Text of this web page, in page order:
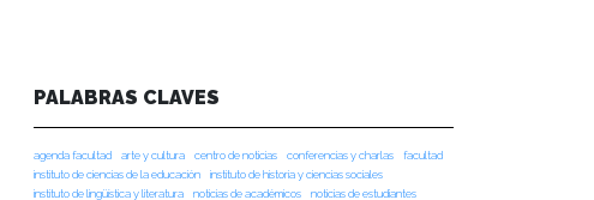
PALABRAS CLAVES
agenda facultad arte y cultura centro de noticias conferencias y charlas
facultad
instituto de ciencias de la educación
instituto de historia y ciencias sociales
instituto de lingüística y literatura
noticias de académicos
noticias de estudiantes